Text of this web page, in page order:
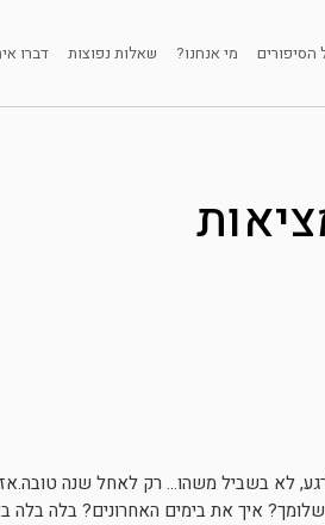
הסיפורים מי אנחנו? שאלות נפוצות דברו
לא בשביל משהו… רק לאחל שנה טובה.אז
איך את בימים האחרונים? בלה